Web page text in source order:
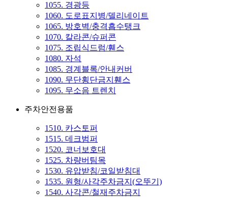
1055. 경광등
1060. 도로표지병/델리네이트
1065. 방호벽/충격흡수탱크
1070. 칼라콘/슈퍼콘
1075. 조립식드럼/휀스
1080. 자석
1085. 경계블록/안내커버
1090. 무단횡단금지휀스
1095. 무소음 트렌치
주차안전용품
1510. 카스토퍼
1515. 데크범퍼
1520. 코너보호대
1525. 차량버팀목
1530. 유압받침/코일받침대
1535. 원형/사각주차금지(오뚜기)
1540. 사각콘/철재주차금지